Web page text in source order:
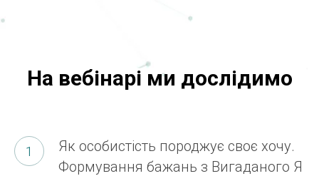
На вебінарі ми дослідимо
Як особистість породжує своє хочу.
Формування бажань з Вигаданого Я